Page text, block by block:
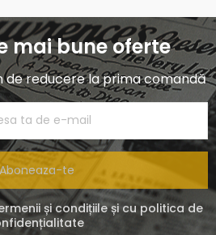
mai bune oferte
de reducere la prima comandă
Aboneaza-te
și condițiile și cu politica de